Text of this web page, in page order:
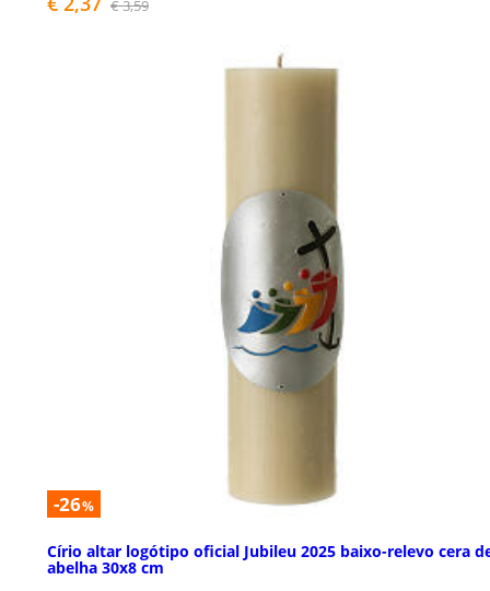
€ 3,59
-26%
Círio altar logótipo oficial Jubileu 2025 baixo-relevo cera
abelha 30x8 cm